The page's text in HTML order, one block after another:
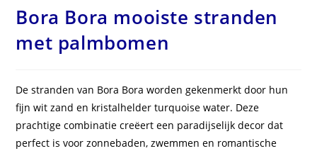
bericht:
Bora Bora mooiste stranden
met palmbomen
De stranden van Bora Bora worden gekenmerkt door hun
fijn wit zand en kristalhelder turquoise water. Deze
prachtige combinatie creëert een paradijselijk decor dat
perfect is voor zonnebaden, zwemmen en romantische